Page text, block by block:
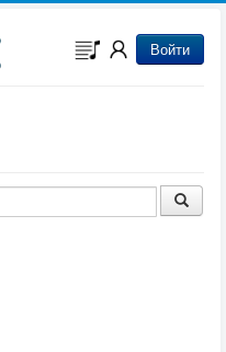
Войти
Музыка из сериалов